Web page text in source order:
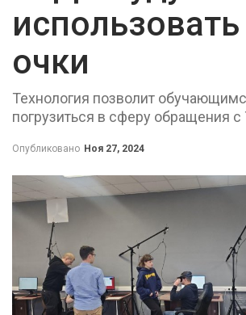
использовать
очки
Технология позволит
погрузиться в сферу обращения
Опубликовано Ноя 27, 2024